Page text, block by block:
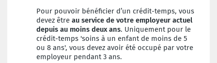
Pour pouvoir bénéficier d’un crédit-temps, vous
devez être au service de votre employeur actuel
depuis au moins deux ans. Uniquement pour le
crédit-temps 'soins à un enfant de moins de 5
ou 8 ans', vous devez avoir été occupé par votre
employeur pendant 3 ans.